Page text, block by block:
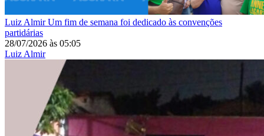
Luiz AlmirUm fim de semana foi dedicado às convenções
partidárias
28/07/2026 às 05:05
Luiz Almir